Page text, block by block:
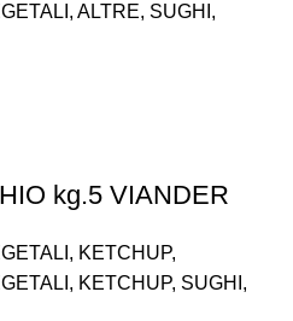
, ALTRE, SUGHI ,
kg.5 VIANDER
, KETCHUP,
, KETCHUP, SUGHI ,